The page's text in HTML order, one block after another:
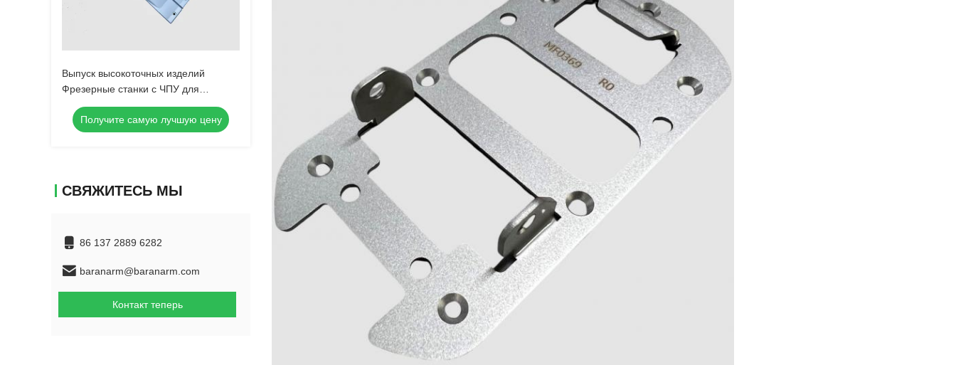
Выпуск высокоточных изделий
Фрезерные станки с ЧПУ для
прототипов деталей
интеллектуальных ЭСУ
Получите самую лучшую цену
СВЯЖИТЕСЬ МЫ
86 137 2889 6282
baranarm@baranarm.com
Контакт теперь